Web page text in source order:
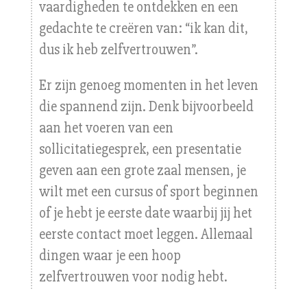
vaardigheden te ontdekken en een
gedachte te creëren van: “ik kan dit,
dus ik heb zelfvertrouwen”.
Er zijn genoeg momenten in het leven
die spannend zijn. Denk bijvoorbeeld
aan het voeren van een
sollicitatiegesprek, een presentatie
geven aan een grote zaal mensen, je
wilt met een cursus of sport beginnen
of je hebt je eerste date waarbij jij het
eerste contact moet leggen. Allemaal
dingen waar je een hoop
zelfvertrouwen voor nodig hebt.